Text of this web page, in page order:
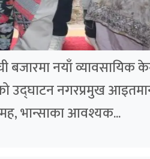
बजारमा नयाँ व्यावसायिक
उद्घाटन नगरप्रमुख
भान्साका आवश्यक...